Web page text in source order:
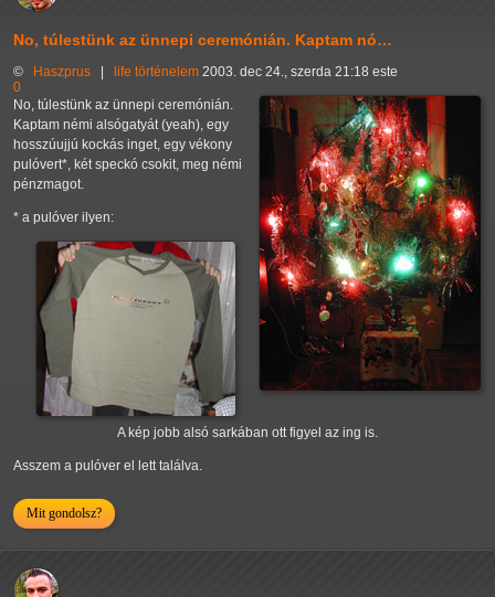
No, túlestünk az ünnepi ceremónián. Kaptam nó…
© Haszprus | life történelem 2003. dec 24., szerda 21:18 este
0
No, túlestünk az ünnepi ceremónián.
Kaptam némi alsógatyát (yeah), egy
hosszúujjú kockás inget, egy vékony
pulóvert*, két speckó csokit, meg némi
pénzmagot.
* a pulóver ilyen:
A kép jobb alsó sarkában ott figyel az ing is.
Asszem a pulóver el lett találva.
Mit gondolsz?